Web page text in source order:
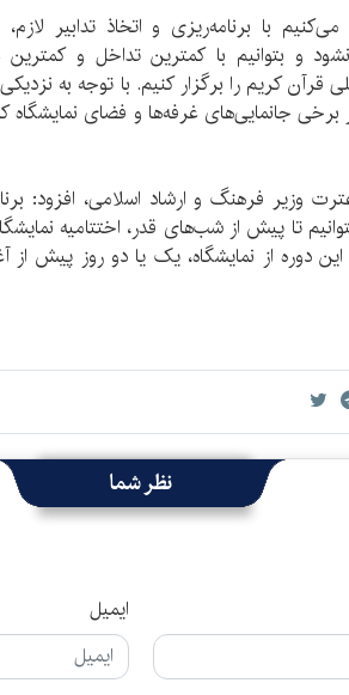
با برنامه‌ریزی و اتخاذ تدابیر لازم،
نشود و بتوانیم با کمترین تداخل و
قرآن کریم را برگزار کنیم. با توجه به
برخی جانمایی‌های غرفه‌ها و فضای نمایشگاه
وزیر فرهنگ و ارشاد اسلامی، افزود:
تا پیش از شب‌های قدر، اختتامیه
دوره از نمایشگاه، یک یا دو روز پیش از
نظر شما
ایمیل